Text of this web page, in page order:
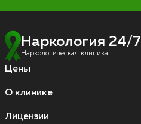
Наркология 24/7
Наркологическая клиника
Цены
О клинике
Лицензии